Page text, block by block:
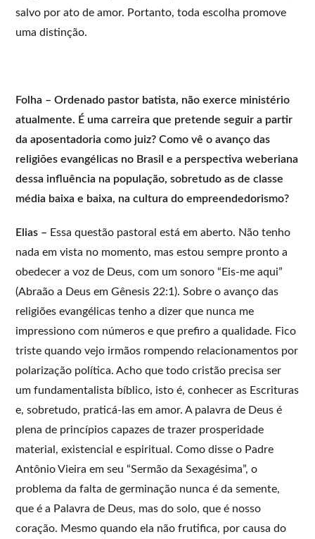
salvo por ato de amor. Portanto, toda escolha promove
uma distinção.
Folha – Ordenado pastor batista, não exerce ministério
atualmente. É uma carreira que pretende seguir a partir
da aposentadoria como juiz? Como vê o avanço das
religiões evangélicas no Brasil e a perspectiva weberiana
dessa influência na população, sobretudo as de classe
média baixa e baixa, na cultura do empreendedorismo?
Elias – Essa questão pastoral está em aberto. Não tenho
nada em vista no momento, mas estou sempre pronto a
obedecer a voz de Deus, com um sonoro “Eis-me aqui”
(Abraão a Deus em Gênesis 22:1). Sobre o avanço das
religiões evangélicas tenho a dizer que nunca me
impressiono com números e que prefiro a qualidade. Fico
triste quando vejo irmãos rompendo relacionamentos por
polarização política. Acho que todo cristão precisa ser
um fundamentalista bíblico, isto é, conhecer as Escrituras
e, sobretudo, praticá-las em amor. A palavra de Deus é
plena de princípios capazes de trazer prosperidade
material, existencial e espiritual. Como disse o Padre
Antônio Vieira em seu “Sermão da Sexagésima”, o
problema da falta de germinação nunca é da semente,
que é a Palavra de Deus, mas do solo, que é nosso
coração. Mesmo quando ela não frutifica, por causa do